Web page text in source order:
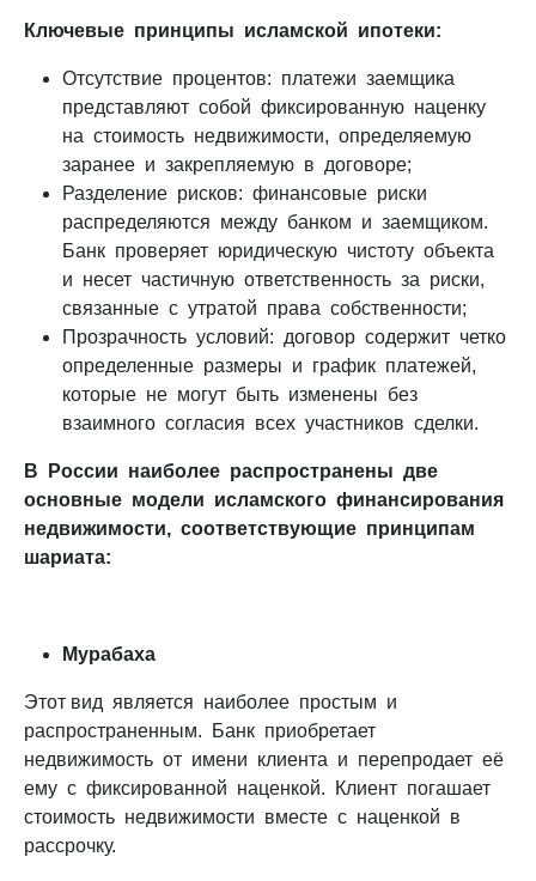
Ключевые принципы исламской ипотеки:
Отсутствие процентов: платежи заемщика
представляют собой фиксированную наценку
на стоимость недвижимости, определяемую
заранее и закрепляемую в договоре;
Разделение рисков: финансовые риски
распределяются между банком и заемщиком.
Банк проверяет юридическую чистоту объекта
и несет частичную ответственность за риски,
связанные с утратой права собственности;
Прозрачность условий: договор содержит четко
определенные размеры и график платежей,
которые не могут быть изменены без
взаимного согласия всех участников сделки.
В России наиболее распространены две
основные модели исламского финансирования
недвижимости, соответствующие принципам
шариата:
Мурабаха
Этот вид является наиболее простым и
распространенным. Банк приобретает
недвижимость от имени клиента и перепродает её
ему с фиксированной наценкой. Клиент погашает
стоимость недвижимости вместе с наценкой в
рассрочку.